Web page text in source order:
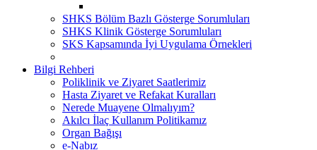
SHKS Bölüm Bazlı Gösterge Sorumluları
SHKS Klinik Gösterge Sorumluları
SKS Kapsamında İyi Uygulama Örnekleri
Bilgi Rehberi
Poliklinik ve Ziyaret Saatlerimiz
Hasta Ziyaret ve Refakat Kuralları
Nerede Muayene Olmalıyım?
Akılcı İlaç Kullanım Politikamız
Organ Bağışı
e-Nabız